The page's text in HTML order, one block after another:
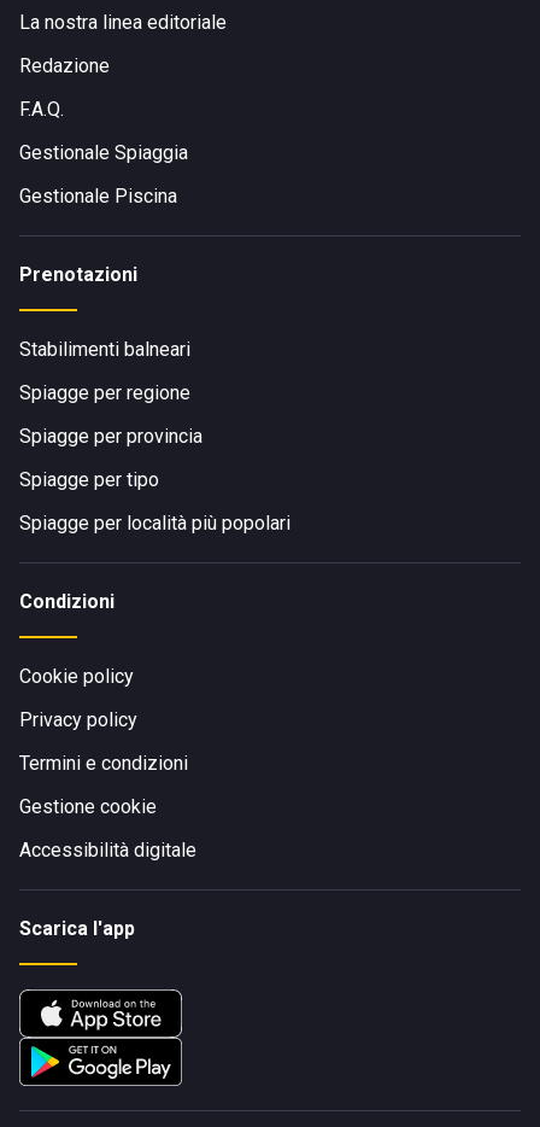
La nostra linea editoriale
Redazione
F.A.Q.
Gestionale Spiaggia
Gestionale Piscina
Prenotazioni
Stabilimenti balneari
Spiagge per regione
Spiagge per provincia
Spiagge per tipo
Spiagge per località più popolari
Condizioni
Cookie policy
Privacy policy
Termini e condizioni
Gestione cookie
Accessibilità digitale
Scarica l'app